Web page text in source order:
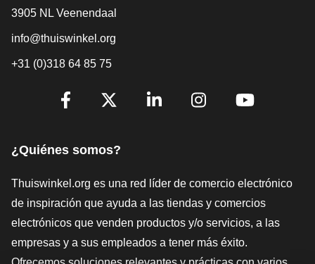
3905 NL Veenendaal
info@thuiswinkel.org
+31 (0)318 64 85 75
[_General:SocialMediaTitle]
¿Quiénes somos?
Thuiswinkel.org es una red líder de comercio electrónico
de inspiración que ayuda a las tiendas y comercios
electrónicos que venden productos y/o servicios, a las
empresas y a sus empleados a tener más éxito.